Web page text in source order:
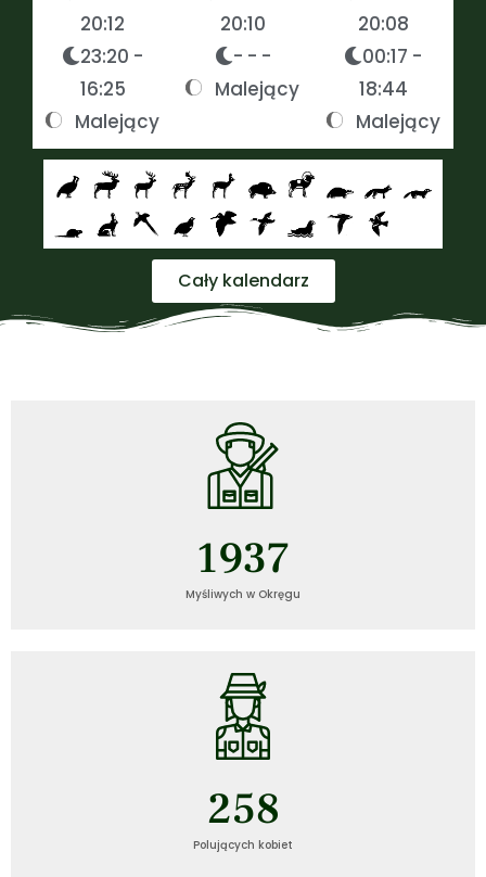
20:12
23:20 -
16:25
Malejący
20:10
- - -
Malejący
20:08
00:17 -
18:44
Malejący
Cały kalendarz
Myśliwych w Okręgu
1937
Polujących kobiet
258